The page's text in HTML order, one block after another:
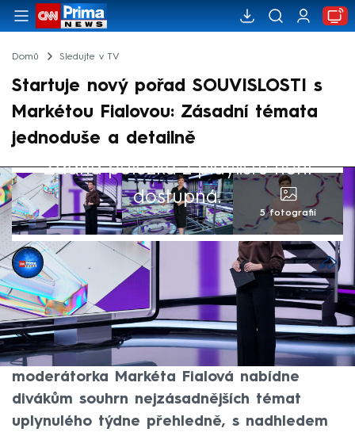
Domů Sledujte v TV
Startuje nový pořad SOUVISLOSTI s
Markétou Fialovou: Zásadní témata
jednoduše a detailně
Žádná položka z playlistu není
dostupná.
5 fotografií
Matěj Štýs
16. dub 2025, 17:21
FTV Prima přichází s novým nedělním
publicistickým pořadem s názvem
Souvislosti. Zkušená novinářka a
moderátorka Markéta Fialová nabídne
divákům souhrn nejzásadnějších témat
uplynulého týdne přehledně, s nadhledem